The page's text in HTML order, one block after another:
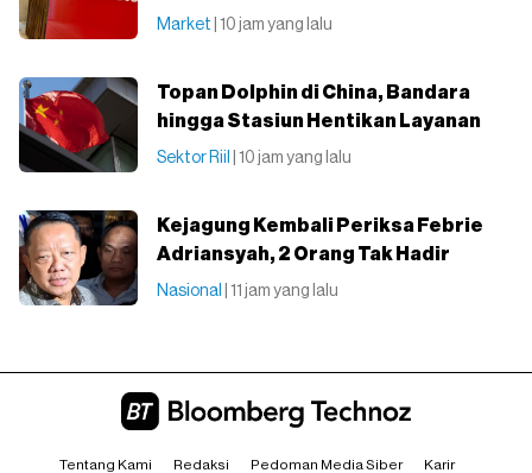
Market | 10 jam yang lalu
Topan Dolphin di China, Bandara
hingga Stasiun Hentikan Layanan
Sektor Riil | 10 jam yang lalu
Kejagung Kembali Periksa Febrie
Adriansyah, 2 Orang Tak Hadir
Nasional | 11 jam yang lalu
Tentang Kami Redaksi Pedoman Media Siber Karir